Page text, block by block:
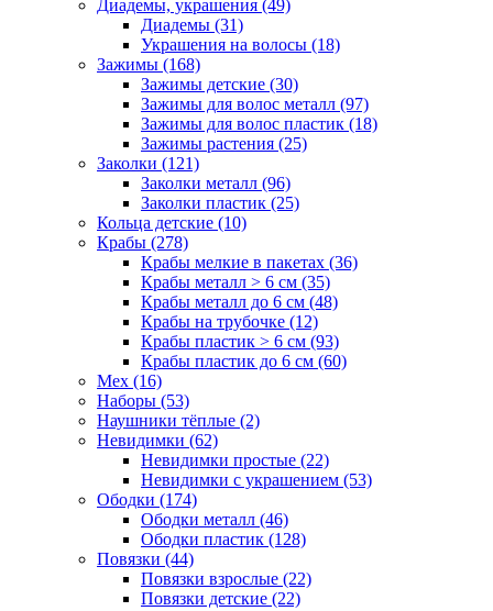
Диадемы, украшения (49)
Диадемы (31)
Украшения на волосы (18)
Зажимы (168)
Зажимы детские (30)
Зажимы для волос металл (97)
Зажимы для волос пластик (18)
Зажимы растения (25)
Заколки (121)
Заколки металл (96)
Заколки пластик (25)
Кольца детские (10)
Крабы (278)
Крабы мелкие в пакетах (36)
Крабы металл > 6 см (35)
Крабы металл до 6 см (48)
Крабы на трубочке (12)
Крабы пластик > 6 см (93)
Крабы пластик до 6 см (60)
Мех (16)
Наборы (53)
Наушники тёплые (2)
Невидимки (62)
Невидимки простые (22)
Невидимки с украшением (53)
Ободки (174)
Ободки металл (46)
Ободки пластик (128)
Повязки (44)
Повязки взрослые (22)
Повязки детские (22)